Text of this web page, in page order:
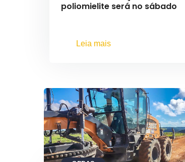
poliomielite será no sábado
Leia mais